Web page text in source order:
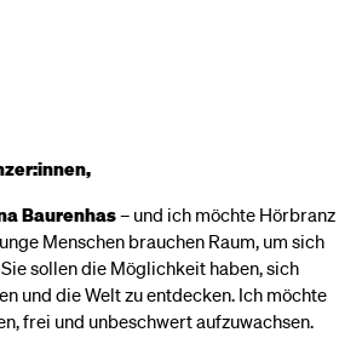
Baurenhas– und ich möchte Hörbranz
Menschen brauchen Raum, um sich
sollen die Möglichkeit haben, sich
und die Welt zu entdecken. Ich möchte
frei und unbeschwert aufzuwachsen.